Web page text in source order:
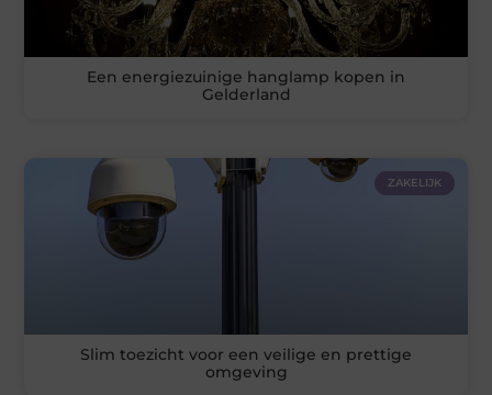
Een energiezuinige hanglamp kopen in
Gelderland
ZAKELIJK
Slim toezicht voor een veilige en prettige
omgeving